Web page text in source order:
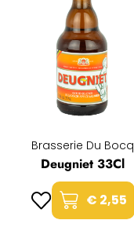
Brasserie Du Bocq
Deugniet 33Cl
€ 2,55